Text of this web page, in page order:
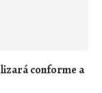
conforme a